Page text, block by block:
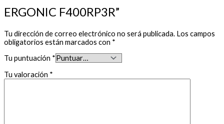
ERGONIC F400RP3R”
Tu dirección de correo electrónico no será publicada. Los campos
obligatorios están marcados con *
Tu puntuación *
Tu valoración *